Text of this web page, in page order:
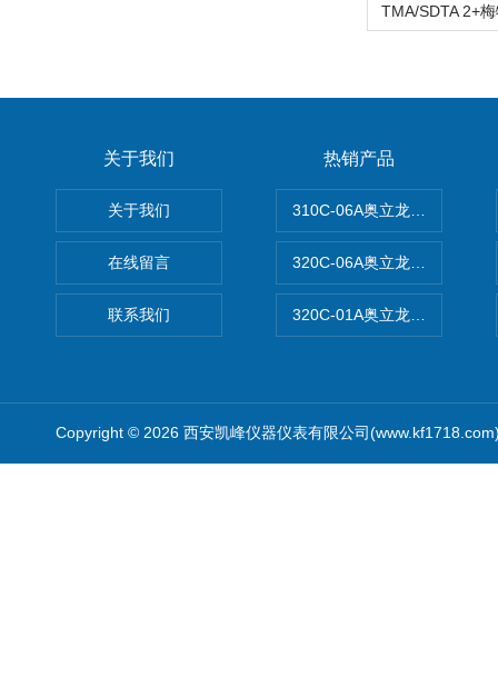
关于我们
关于我们
在线留言
联系我们
热销产品
310C-06A奥立龙实验室台式
320C-06A奥立龙实验室便携
320C-01A奥立龙实验室便携
Copyright © 2026 西安凯峰仪器仪表有限公司